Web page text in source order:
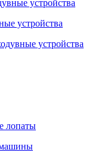
устройства
устройства
устройства
лопаты
машины